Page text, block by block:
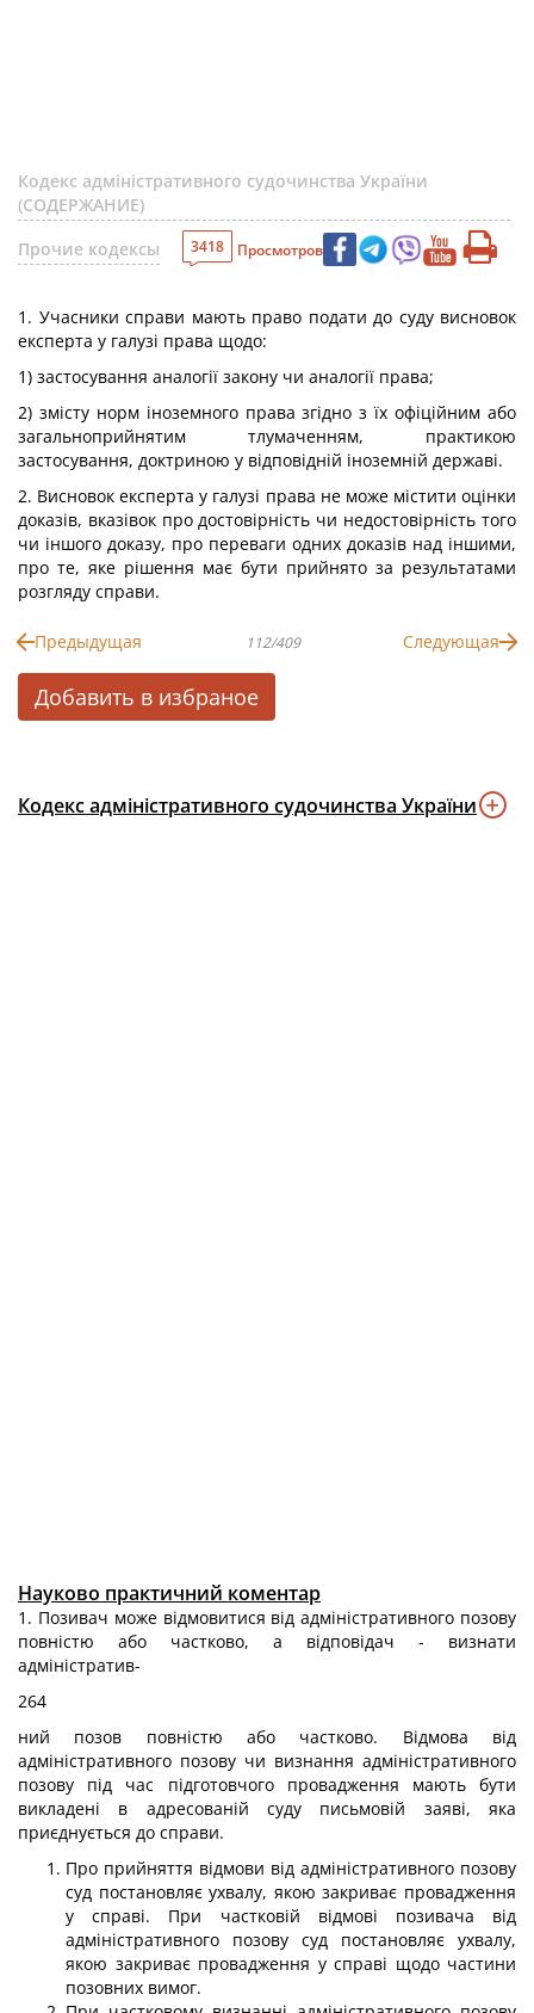
Кодекс адміністративного судочинства України
(СОДЕРЖАНИЕ)
Прочие кодексы
3418 Просмотров
1. Учасники справи мають право подати до суду висновок
експерта у галузі права щодо:
1) застосування аналогії закону чи аналогії права;
2) змісту норм іноземного права згідно з їх офіційним або
загальноприйнятим тлумаченням, практикою
застосування, доктриною у відповідній іноземній державі.
2. Висновок експерта у галузі права не може містити оцінки
доказів, вказівок про достовірність чи недостовірність того
чи іншого доказу, про переваги одних доказів над іншими,
про те, яке рішення має бути прийнято за результатами
розгляду справи.
Предыдущая 112/409 Следующая
Добавить в избраное
Кодекс адміністративного судочинства України
Науково практичний коментар
1. Позивач може відмовитися від адміністративного позову
повністю або частково, а відповідач - визнати
адміністратив-
264
ний позов повністю або частково. Відмова від
адміністративного позову чи визнання адміністративного
позову під час підготовчого провадження мають бути
викладені в адресованій суду письмовій заяві, яка
приєднується до справи.
Про прийняття відмови від адміністративного позову
суд постановляє ухвалу, якою закриває провадження
у справі. При частковій відмові позивача від
адміністративного позову суд постановляє ухвалу,
якою закриває провадження у справі щодо частини
позовних вимог.